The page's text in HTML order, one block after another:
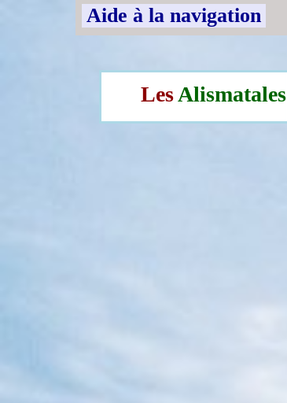
Aide à la navigation
LesAlismatales